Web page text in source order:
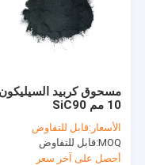
مسحوق كربيد السيليكون
10 مم SiC90
الأسعار:قابل للتفاوض
MOQ: قابل للتفاوض
أحصل على آخر سعر